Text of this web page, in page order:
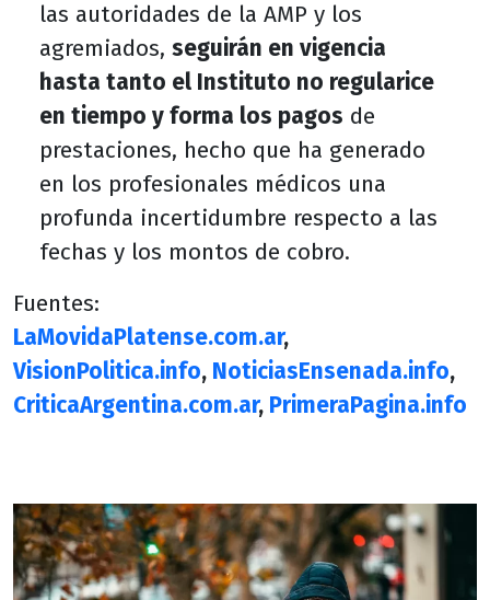
las autoridades de la AMP y los
agremiados, seguirán en vigencia
hasta tanto el Instituto no regularice
en tiempo y forma los pagos de
prestaciones, hecho que ha generado
en los profesionales médicos una
profunda incertidumbre respecto a las
fechas y los montos de cobro.
Fuentes:
LaMovidaPlatense.com.ar,
VisionPolitica.info, NoticiasEnsenada.info,
CriticaArgentina.com.ar, PrimeraPagina.info